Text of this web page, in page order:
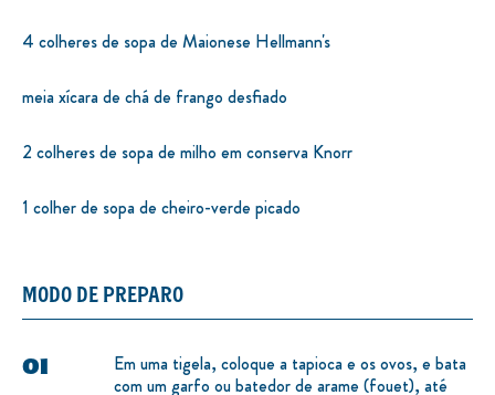
4 colheres de sopa de Maionese Hellmann's
meia xícara de chá de frango desfiado
2 colheres de sopa de milho em conserva Knorr
1 colher de sopa de cheiro-verde picado
MODO DE PREPARO
Em uma tigela, coloque a tapioca e os ovos, e bata
com um garfo ou batedor de arame (fouet), até